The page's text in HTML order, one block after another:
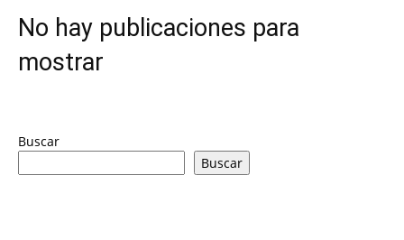
No hay publicaciones para
mostrar
Buscar
Buscar